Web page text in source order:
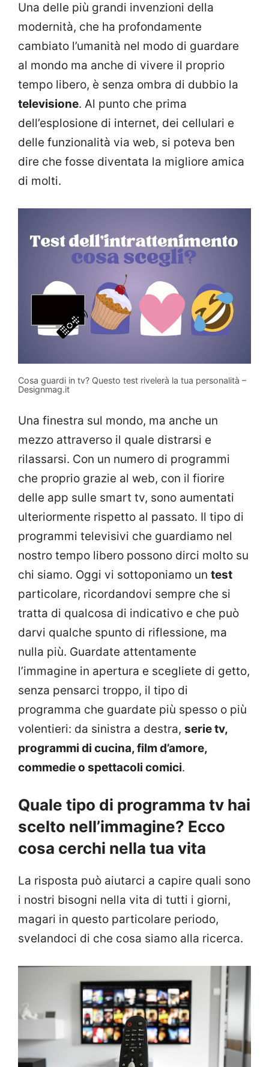
Una delle più grandi invenzioni della
modernità, che ha profondamente
cambiato l’umanità nel modo di guardare
al mondo ma anche di vivere il proprio
tempo libero, è senza ombra di dubbio la
televisione. Al punto che prima
dell’esplosione di internet, dei cellulari e
delle funzionalità via web, si poteva ben
dire che fosse diventata la migliore amica
di molti.
Cosa guardi in tv? Questo test rivelerà la tua personalità –
Designmag.it
Una finestra sul mondo, ma anche un
mezzo attraverso il quale distrarsi e
rilassarsi. Con un numero di programmi
che proprio grazie al web, con il fiorire
delle app sulle smart tv, sono aumentati
ulteriormente rispetto al passato. Il tipo di
programmi televisivi che guardiamo nel
nostro tempo libero possono dirci molto su
chi siamo. Oggi vi sottoponiamo un test
particolare, ricordandovi sempre che si
tratta di qualcosa di indicativo e che può
darvi qualche spunto di riflessione, ma
nulla più. Guardate attentamente
l’immagine in apertura e scegliete di getto,
senza pensarci troppo, il tipo di
programma che guardate più spesso o più
volentieri: da sinistra a destra, serie tv,
programmi di cucina, film d’amore,
commedie o spettacoli comici.
Quale tipo di programma tv hai
scelto nell’immagine? Ecco
cosa cerchi nella tua vita
La risposta può aiutarci a capire quali sono
i nostri bisogni nella vita di tutti i giorni,
magari in questo particolare periodo,
svelandoci di che cosa siamo alla ricerca.